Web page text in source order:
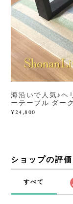
海沿いで人気♪ヘ
ーテーブル ダー
¥24,800
ショップの評価
すべて